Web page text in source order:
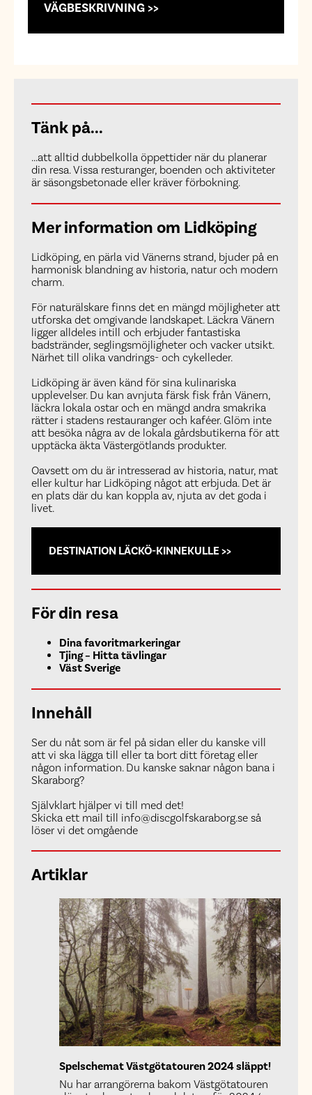
VÄGBESKRIVNING >>
Tänk på...
...att alltid dubbelkolla öppettider när du planerar
din resa. Vissa resturanger, boenden och aktiviteter
är säsongsbetonade eller kräver förbokning.
Mer information om Lidköping
Lidköping, en pärla vid Vänerns strand, bjuder på en
harmonisk blandning av historia, natur och modern
charm.
För naturälskare finns det en mängd möjligheter att
utforska det omgivande landskapet. Läckra Vänern
ligger alldeles intill och erbjuder fantastiska
badstränder, seglingsmöjligheter och vacker utsikt.
Närhet till olika vandrings- och cykelleder.
Lidköping är även känd för sina kulinariska
upplevelser. Du kan avnjuta färsk fisk från Vänern,
läckra lokala ostar och en mängd andra smakrika
rätter i stadens restauranger och kaféer. Glöm inte
att besöka några av de lokala gårdsbutikerna för att
upptäcka äkta Västergötlands produkter.
Oavsett om du är intresserad av historia, natur, mat
eller kultur har Lidköping något att erbjuda. Det är
en plats där du kan koppla av, njuta av det goda i
livet.
DESTINATION LÄCKÖ-KINNEKULLE >>
För din resa
Dina favoritmarkeringar
Tjing – Hitta tävlingar
Väst Sverige
Innehåll
Ser du nåt som är fel på sidan eller du kanske vill
att vi ska lägga till eller ta bort ditt företag eller
någon information. Du kanske saknar någon bana i
Skaraborg?
Självklart hjälper vi till med det!
Skicka ett mail till info@discgolfskaraborg.se så
löser vi det omgående
Artiklar
Spelschemat Västgötatouren 2024 släppt!
Nu har arrangörerna bakom Västgötatouren